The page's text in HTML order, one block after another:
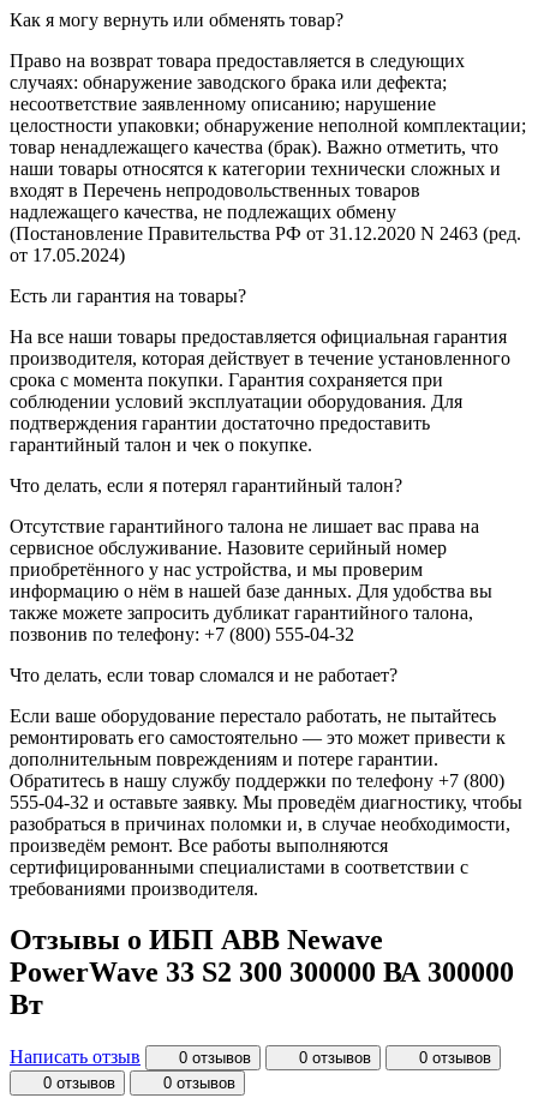
Как я могу вернуть или обменять товар?
Право на возврат товара предоставляется в следующих
случаях: обнаружение заводского брака или дефекта;
несоответствие заявленному описанию; нарушение
целостности упаковки; обнаружение неполной комплектации;
товар ненадлежащего качества (брак). Важно отметить, что
наши товары относятся к категории технически сложных и
входят в Перечень непродовольственных товаров
надлежащего качества, не подлежащих обмену
(Постановление Правительства РФ от 31.12.2020 N 2463 (ред.
от 17.05.2024)
Есть ли гарантия на товары?
На все наши товары предоставляется официальная гарантия
производителя, которая действует в течение установленного
срока с момента покупки. Гарантия сохраняется при
соблюдении условий эксплуатации оборудования. Для
подтверждения гарантии достаточно предоставить
гарантийный талон и чек о покупке.
Что делать, если я потерял гарантийный талон?
Отсутствие гарантийного талона не лишает вас права на
сервисное обслуживание. Назовите серийный номер
приобретённого у нас устройства, и мы проверим
информацию о нём в нашей базе данных. Для удобства вы
также можете запросить дубликат гарантийного талона,
позвонив по телефону: +7 (800) 555-04-32
Что делать, если товар сломался и не работает?
Если ваше оборудование перестало работать, не пытайтесь
ремонтировать его самостоятельно — это может привести к
дополнительным повреждениям и потере гарантии.
Обратитесь в нашу службу поддержки по телефону +7 (800)
555-04-32 и оставьте заявку. Мы проведём диагностику, чтобы
разобраться в причинах поломки и, в случае необходимости,
произведём ремонт. Все работы выполняются
сертифицированными специалистами в соответствии с
требованиями производителя.
Отзывы о ИБП ABB Newave
PowerWave 33 S2 300 300000 ВА 300000
Вт
Написать отзыв 0 отзывов 0 отзывов
0 отзывов
0 отзывов
0 отзывов